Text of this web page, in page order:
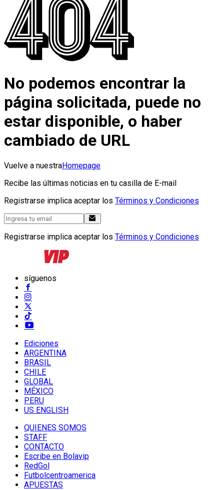
No podemos encontrar la
página solicitada, puede no
estar disponible, o haber
cambiado de URL
Vuelve a nuestraHomepage
Recibe las últimas noticias en tu casilla de E-mail
Registrarse implica aceptar los Términos y Condiciones
Registrarse implica aceptar los Términos y Condiciones
síguenos
Ediciones
ARGENTINA
BRASIL
CHILE
GLOBAL
MÉXICO
PERU
US ENGLISH
QUIENES SOMOS
STAFF
CONTACTO
Escribe en Bolavip
RedGol
Futbolcentroamerica
APUESTAS